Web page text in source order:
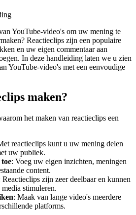
YouTube-video's om uw mening te
Reactieclips zijn een populaire
en uw eigen commentaar aan
In deze handleiding laten we u zien
YouTube-video's met een eenvoudige
maken?
het maken van reactieclips een
reactieclips kunt u uw mening delen
uw publiek.
: Voeg uw eigen inzichten, meningen
content.
Reactieclips zijn zeer deelbaar en kunnen
stimuleren.
: Maak van lange video's meerdere
platforms.